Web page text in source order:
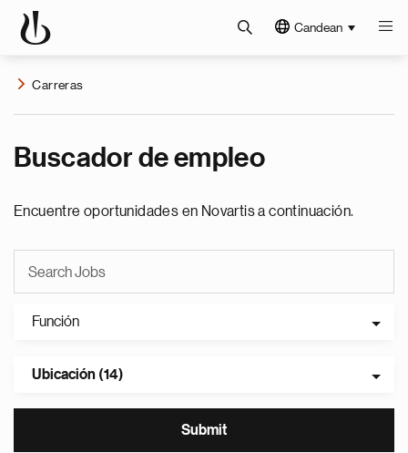
Candean
Carreras
Buscador de empleo
Encuentre oportunidades en Novartis a continuación.
Función
Ubicación (14)